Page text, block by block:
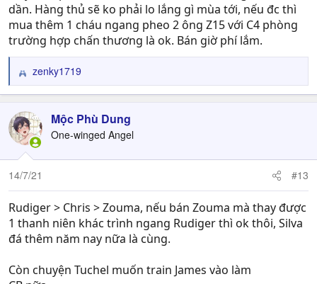
dần. Hàng thủ sẽ ko phải lo lắng gì mùa tới, nếu đc thì
mua thêm 1 cháu ngang pheo 2 ông Z15 với C4 phòng
trường hợp chấn thương là ok. Bán giờ phí lắm.
R
e
c
t
i
o
n
zenky1719
Mộc Phù Dung
One-winged Angel
14/7/21 #13
Rudiger > Chris > Zouma, nếu bán Zouma mà thay được
1 thanh niên khác trình ngang Rudiger thì ok thôi, Silva
đá thêm năm nay nữa là cùng.
Còn chuyện Tuchel muốn train James vào làm